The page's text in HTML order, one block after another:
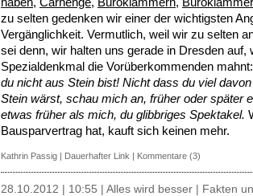
zu selten gedenken wir einer der wichtigsten
Vergänglichkeit. Vermutlich, weil wir zu selten
sei denn, wir halten uns gerade in Dresden auf,
Spezialdenkmal die Vorüberkommenden
du nicht aus Stein bist! Nicht dass du viel
Stein wärst, schau mich an, früher oder später
etwas früher als mich, du glibbriges Spektakel.
Bausparvertrag hat, kauft sich keinen mehr.
Kathrin Passig | Dauerhafter Link | Kommentare (3)
28.10.2012 | 10:55 | Alles wird besser | Fakten